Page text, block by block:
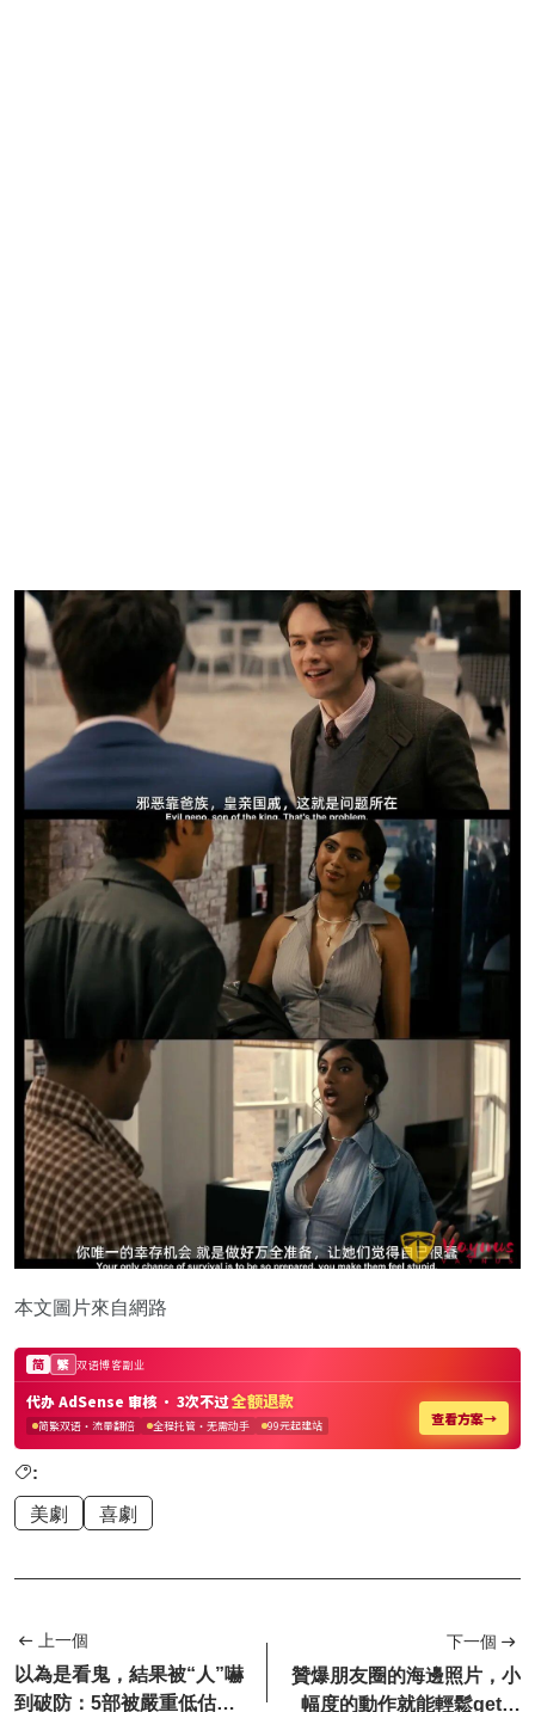
本文圖片來自網路
:
美劇 喜劇
上一個
以為是看鬼，結果被“人”嚇
到破防：5部被嚴重低估的
下一個
贊爆朋友圈的海邊照片，小
幅度的動作就能輕鬆get超